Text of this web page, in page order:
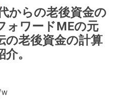
からの老後資金の
ォワードMEの元
の老後資金の計算
。
w